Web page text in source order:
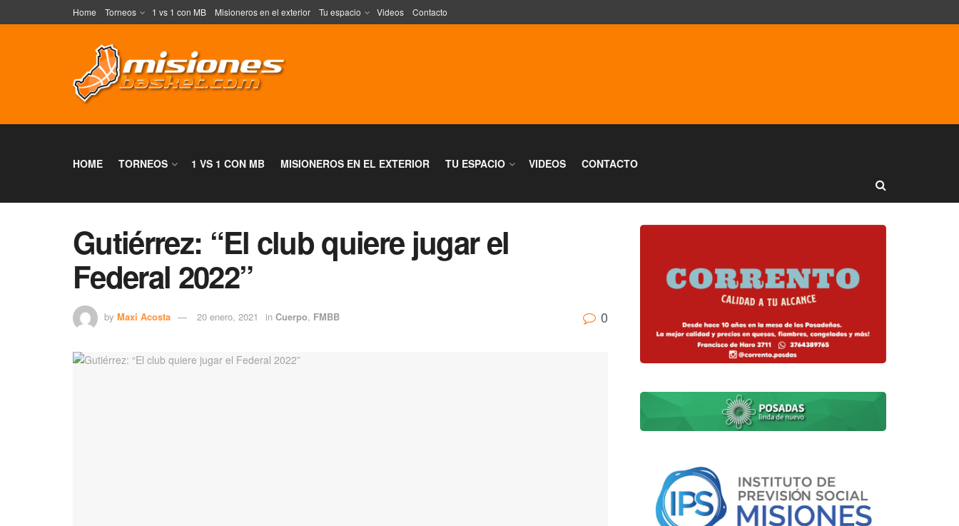
Home Torneos 1 vs 1 con MB Misioneros en el exterior Tu espacio Videos Contacto
HOME TORNEOS 1 VS 1 CON MB MISIONEROS EN EL EXTERIOR TU ESPACIO VIDEOS CONTACTO
Gutiérrez: “El club quiere jugar el
Federal 2022”
by Maxi Acosta 20 enero, 2021 in Cuerpo, FMBB 0